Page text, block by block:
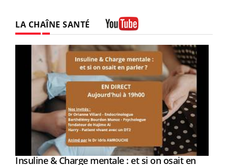
LA CHAÎNE SANTÉ
Youtube
Insuline & Charge mentale : et si on osait en